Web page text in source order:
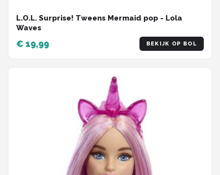
L.O.L. Surprise! Tweens Mermaid pop - Lola
Waves
€ 19,99 BEKIJK OP BOL